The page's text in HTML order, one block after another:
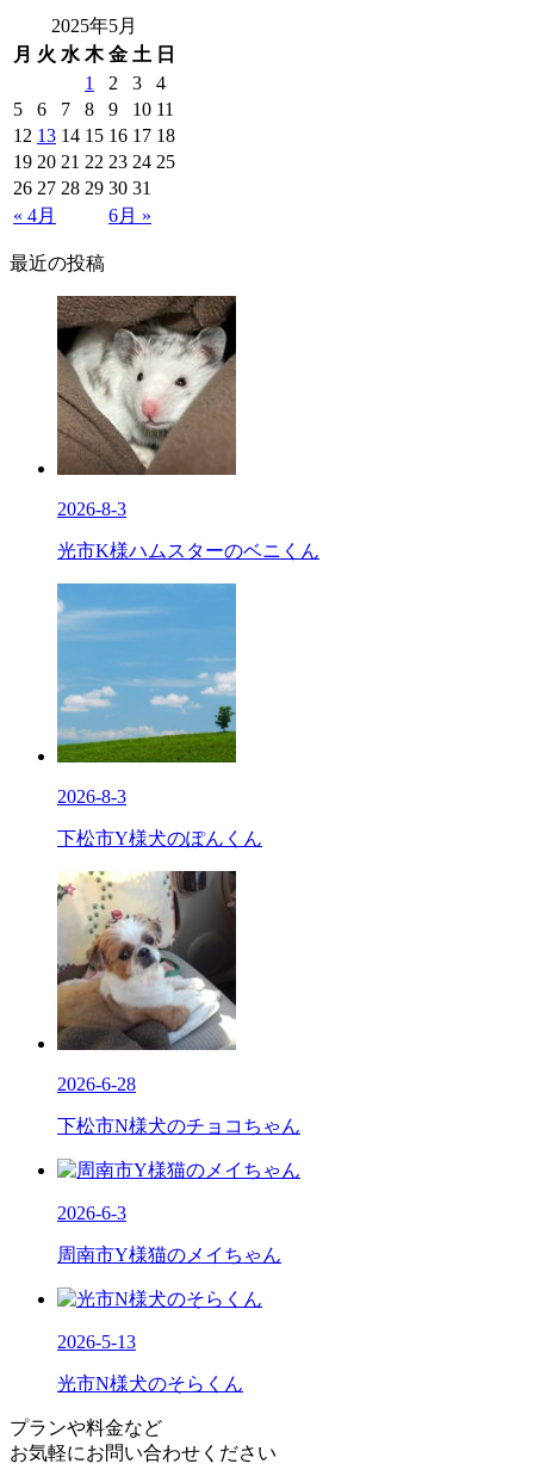
2025年5月
月 火 水 木 金 土 日
« 4月 6月 »
1 2 3
4
5
6 7 8 9 10 11
12 13 14 15 16 17 18
19 20 21 22 23 24 25
26 27 28 29 30 31
最近の投稿
2026-8-3
光市K様ハムスターのベニくん
2026-8-3
下松市Y様犬のぽんくん
2026-6-28
下松市N様犬のチョコちゃん
2026-6-3
周南市Y様猫のメイちゃん
2026-5-13
光市N様犬のそらくん
プランや料金など
お気軽にお問い合わせください